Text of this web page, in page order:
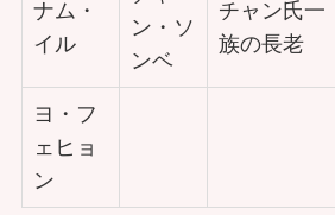
ナム・
イル
ン・ソ
ンベ
チャン氏一
族の長老
ヨ・フ
ェヒョ
ン